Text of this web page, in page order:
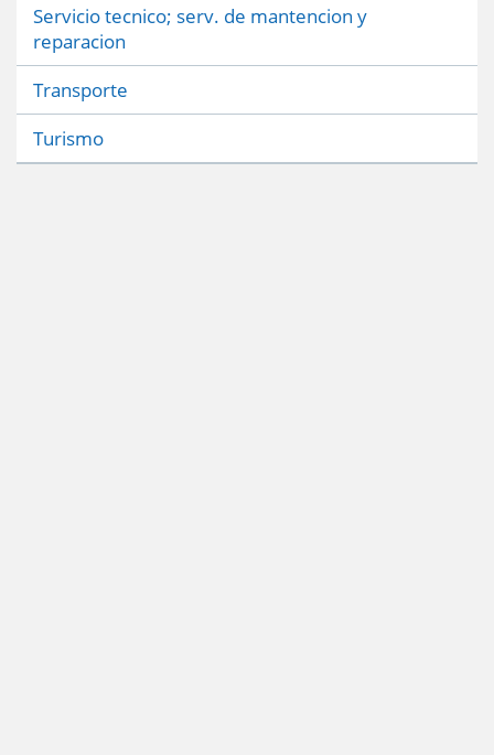
Servicio tecnico; serv. de mantencion y
reparacion
Transporte
Turismo